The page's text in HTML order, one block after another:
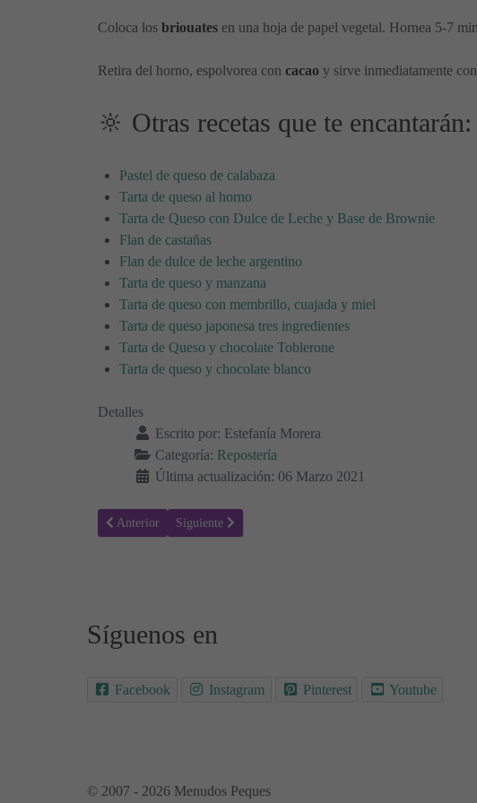
Coloca los briouates en una hoja de papel vegetal. Hornea 5-7
Retira del horno, espolvorea con cacao y sirve inmediatamente
🔆 Otras recetas que te encantarán:
Pastel de queso de calabaza
Tarta de queso al horno
Tarta de Queso con Dulce de Leche y Base de Brownie
Flan de castañas
Flan de dulce de leche argentino
Tarta de queso y manzana
Tarta de queso con membrillo, cuajada y miel
Tarta de queso japonesa tres ingredientes
Tarta de Queso y chocolate Toblerone
Tarta de queso y chocolate blanco
Detalles
Escrito por: Estefanía Morera
Categoría: Repostería
Última actualización: 06 Marzo 2021
Artículo anterior: Receta para hacer Mousse de Arroz con Leche 🤤
Anterior Artículo siguiente: Receta para hacer Cupcakes de zanahoria
Siguiente
Síguenos en
Facebook Instagram Pinterest Youtube
© 2007 - 2026 Menudos Peques